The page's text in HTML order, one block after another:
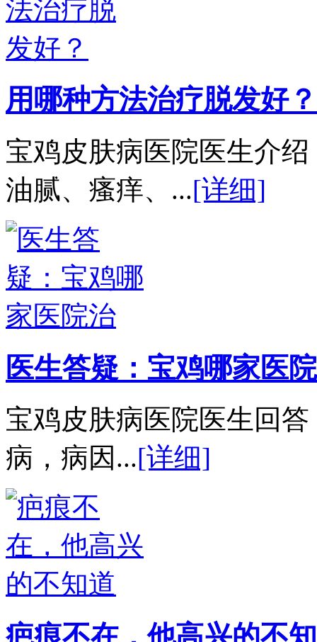
用哪种方法治疗脱发好？
宝鸡皮肤病医院医生介
油腻、瘙痒、...[详细]
医生答疑：宝鸡哪家医
宝鸡皮肤病医院医生回
病，病因...[详细]